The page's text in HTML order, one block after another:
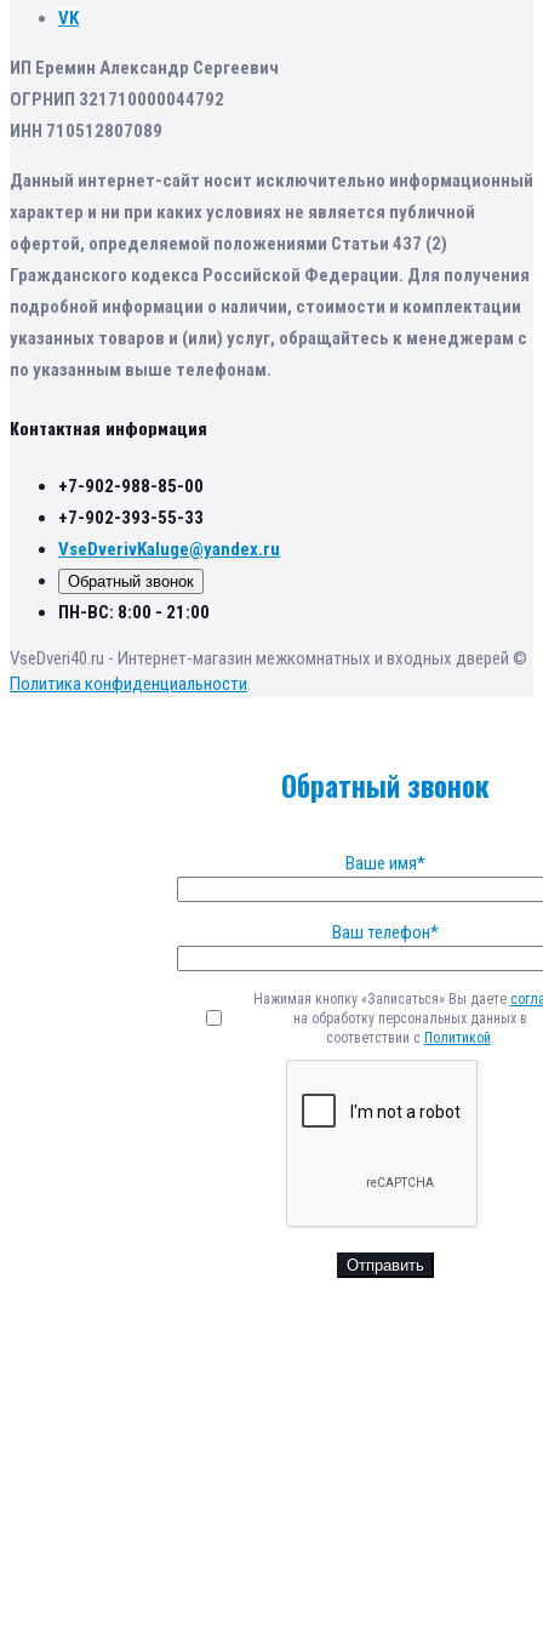
VK
ИП Еремин Александр Сергеевич
ОГРНИП 321710000044792
ИНН 710512807089
Данный интернет-сайт носит исключительно информационный
характер и ни при каких условиях не является публичной
офертой, определяемой положениями Статьи 437 (2)
Гражданского кодекса Российской Федерации. Для получения
подробной информации о наличии, стоимости и комплектации
указанных товаров и (или) услуг, обращайтесь к менеджерам с
по указанным выше телефонам.
Контактная информация
+7-902-988-85-00
+7-902-393-55-33
VseDverivKaluge@yandex.ru
Обратный звонок
ПН-ВС: 8:00 - 21:00
VseDveri40.ru - Интернет-магазин межкомнатных и входных дверей ©
Политика конфиденциальности.
Обратный звонок
Ваше имя*
Ваш телефон*
Нажимая кнопку «Записаться» Вы даете
на обработку персональных данных в
соответствии с Политикой.